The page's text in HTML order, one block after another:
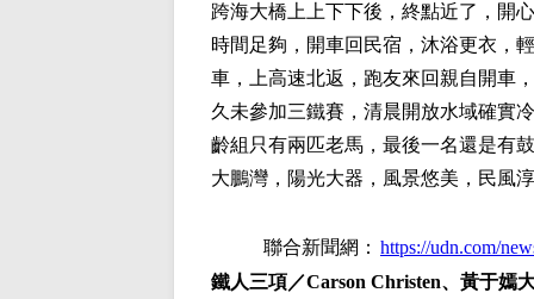
跨海大橋上上下下後，終點近了，開
時間足夠，開車回民宿，沐浴更衣，
車，上高速北返，跑友來回親自開車
久未參加三鐵賽，清晨開放水域確實
齡組只有兩匹老馬，最後一名還是有
大鵬灣，陽光大器，風景悠美，民風
聯合新聞網： https://udn.com/
鐵人三項／Carson Christen、黃于嫣